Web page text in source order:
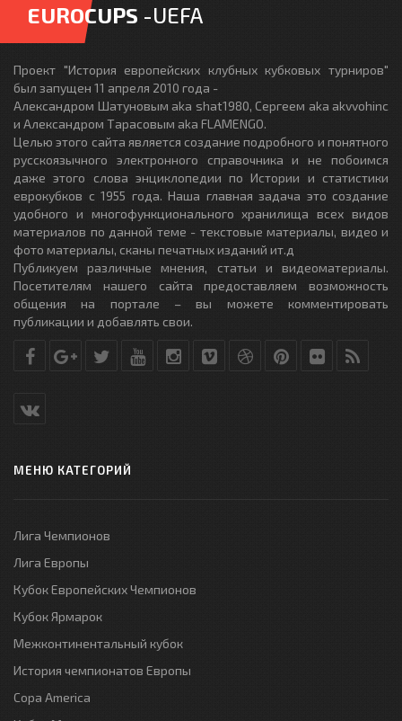
EUROCUPS -UEFA
Проект "История европейских клубных кубковых турниров"
был запущен 11 апреля 2010 года -
Александром Шатуновым aka shat1980, Сергеем aka akvvohinc
и Александром Тарасовым aka FLAMENGO.
Целью этого сайта является создание подробного и понятного
русскоязычного электронного справочника и не побоимся
даже этого слова энциклопедии по Истории и статистики
еврокубков с 1955 года. Наша главная задача это создание
удобного и многофункционального хранилища всех видов
материалов по данной теме - текстовые материалы, видео и
фото материалы, сканы печатных изданий ит.д
Публикуем различные мнения, статьи и видеоматериалы.
Посетителям нашего сайта предоставляем возможность
общения на портале – вы можете комментировать
публикации и добавлять свои.
МЕНЮ КАТЕГОРИЙ
Лига Чемпионов
Лига Европы
Кубок Европейских Чемпионов
Кубок Ярмарок
Межконтинентальный кубок
История чемпионатов Европы
Copa America